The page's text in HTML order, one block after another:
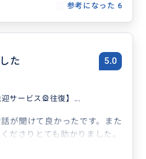
参考になった 6
た 5.0
サービス🎡往復】...
が聞けて良かったです。また
ださりとても助かりました。